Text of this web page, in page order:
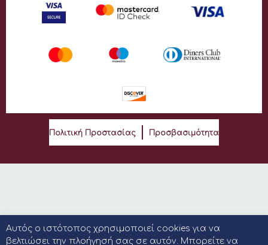
Πολιτική Προστασίας Προσβασιμότητα
Αυτός ο ιστότοπος χρησιμοποιεί cookies για να
βελτιώσει την πλοήγησή σας σε αυτόν. Μπορείτε να